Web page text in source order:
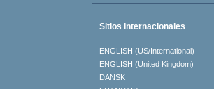
Sitios Internacionales
ENGLISH (US/International)
ENGLISH (United Kingdom)
DANSK